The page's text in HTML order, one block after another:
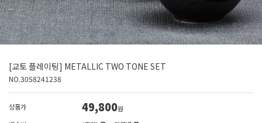
[교토 플레이팅] METALLIC TWO TONE SET
NO.3058241238
상품가 49,800원